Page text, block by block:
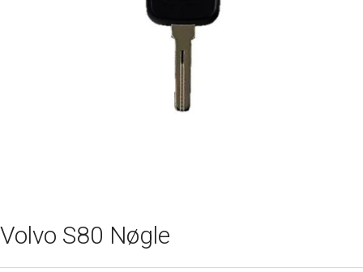
Volvo S80 Nøgle